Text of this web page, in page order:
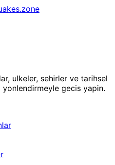
ulkeler, sehirler ve tarihsel
gecis yapin.